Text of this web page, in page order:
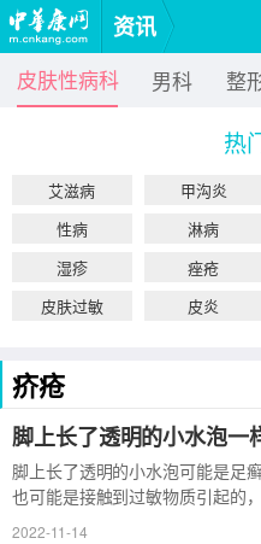
资讯
皮肤性病科 男科 整
热
艾滋病 甲沟炎
性病
淋病
湿疹
痤疮
皮肤过敏
皮炎
疥疮
脚上长了透明的小水泡一
脚上长了透明的小水泡可能是足
也可能是接触到过敏物质引起的
2022-11-14